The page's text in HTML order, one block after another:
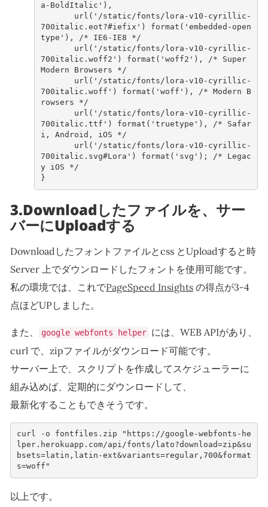
a-BoldItalic' ),
url ( '/static/fonts/lora-v10-cyrillic-
700italic.eot?#iefix' ) format ( 'embedded-open
type' ),
/* IE6-IE8 */
url ( '/static/fonts/lora-v10-cyrillic-
700italic.woff2' ) format ( 'woff2' ),
/* Super
Modern Browsers */
url ( '/static/fonts/lora-v10-cyrillic-
700italic.woff' ) format ( 'woff' ),
/* Modern B
rowsers */
url ( '/static/fonts/lora-v10-cyrillic-
700italic.ttf' ) format ( 'truetype' ),
/* Safar
i, Android, iOS */
url ( '/static/fonts/lora-v10-cyrillic-
700italic.svg#Lora' ) format ( 'svg' );
/* Legac
y iOS */
}
3.Downloadしたファイルを、サー
バーにUploadする
Downloadしたフォントファイルとcss とUploadすると時
Server 上でダウンロードしたフォントを使用可能です。
私の環境では、これでPageSpeed Insights の得点が3-4
点ほどUPしました。
また、 google webfonts helper には、WEB APIがあり、
curl で、zipファイルがダウンロード可能です。
サーバー上で、スクリプトを作成してスケジューラーに
組み込めば、定期的にダウンロードして、
最新化することもできそうです。
curl -o fontfiles.zip "https://google-webfonts-he
lper.herokuapp.com/api/fonts/lato?download=zip&su
bsets=latin,latin-ext&variants=regular,700&format
s=woff"
以上です。